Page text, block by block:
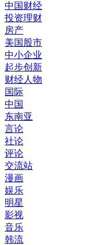
中国财经
投资理财
房产
美国股市
中小企业
起步创新
财经人物
国际
中国
东南亚
言论
社论
评论
交流站
漫画
娱乐
明星
影视
音乐
韩流